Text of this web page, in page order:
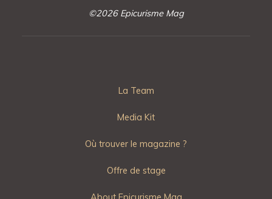
©2026 Epicurisme Mag
La Team
Media Kit
Où trouver le magazine ?
Offre de stage